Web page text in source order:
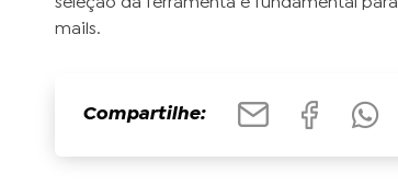
seleção da ferramenta é fundamental
mails.
Compartilhe: